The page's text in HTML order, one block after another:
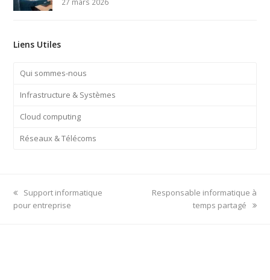
27 mars 2026
Liens Utiles
Qui sommes-nous
Infrastructure & Systèmes
Cloud computing
Réseaux & Télécoms
previous
post:
Support informatique
pour entreprise
next
Responsable informatique à
temps partagé